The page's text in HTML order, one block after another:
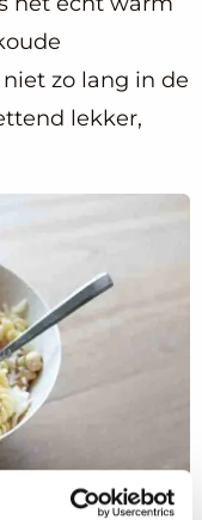
zo lang in de
lekker,